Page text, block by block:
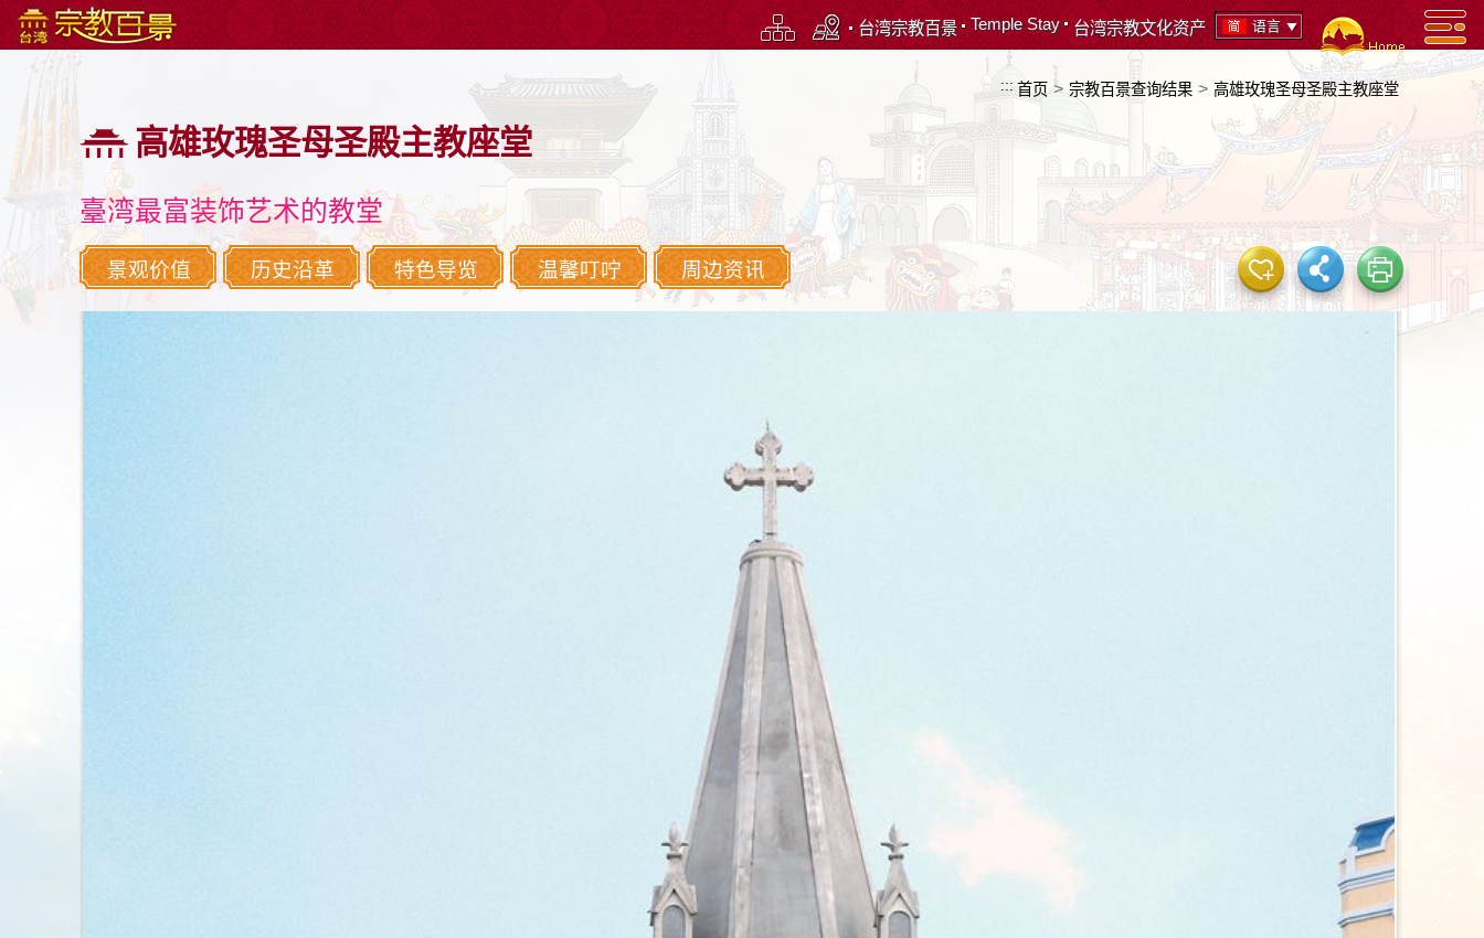
内
容
块
::: 台湾宗教百景 Temple Stay 台湾宗教文化资产 语言
::: 首页 > 宗教百景查询结果 > 高雄玫瑰圣母圣殿主教座堂
高雄玫瑰圣母圣殿主教座堂
臺湾最富装饰艺术的教堂
景观价值 历史沿革 特色导览 温馨叮咛 周边资讯